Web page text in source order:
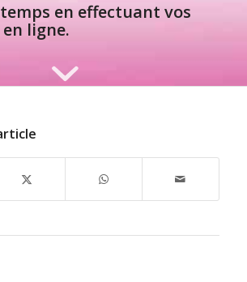
en effectuant vos
ligne.